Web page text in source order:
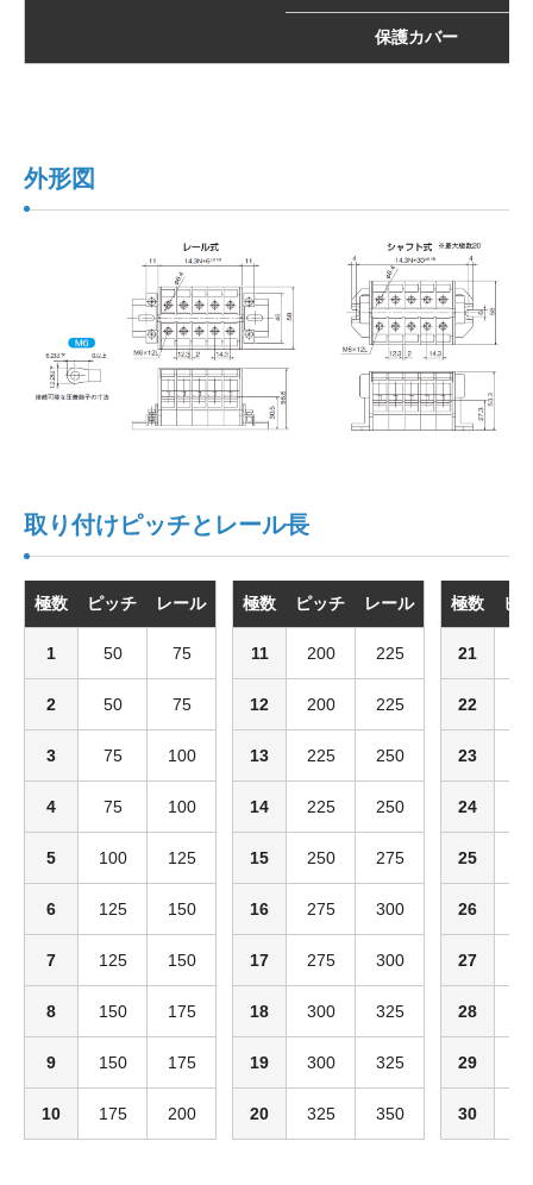
保護カバー
外形図
取り付けピッチとレール長
極数 ピッチ レール
1 50 75
2 50 75
3 75 100
4 75 100
5 100 125
6 125 150
7 125 150
8 150 175
9 150 175
10 175 200
極数 ピッチ レール
11 200 225
12 200 225
13 225 250
14 225 250
15 250 275
16 275 300
17 275 300
18 300 325
19 300 325
20 325 350
極数 ピ
21
22
23
24
25
26
27
28
29
30